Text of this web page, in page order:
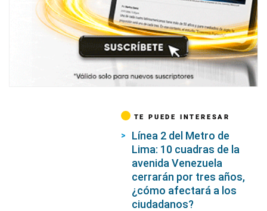
TE PUEDE INTERESAR
Línea 2 del Metro de
Lima: 10 cuadras de la
avenida Venezuela
cerrarán por tres años,
¿cómo afectará a los
ciudadanos?